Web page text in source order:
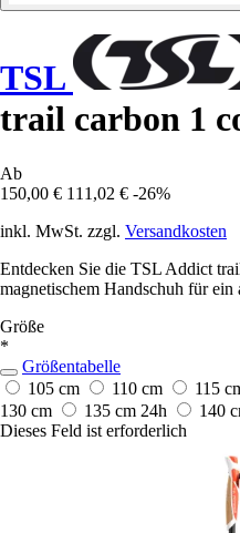
TSL
trail carbon 1
Ab
150,00 € 111,02 € -26%
inkl. MwSt. zzgl. Versandkosten
Entdecken Sie die TSL Addict
magnetischem Handschuh für
Größe
*
Größentabelle
105 cm
110 cm 115
130 cm
135 cm 24h 140
Dieses Feld ist erforderlich